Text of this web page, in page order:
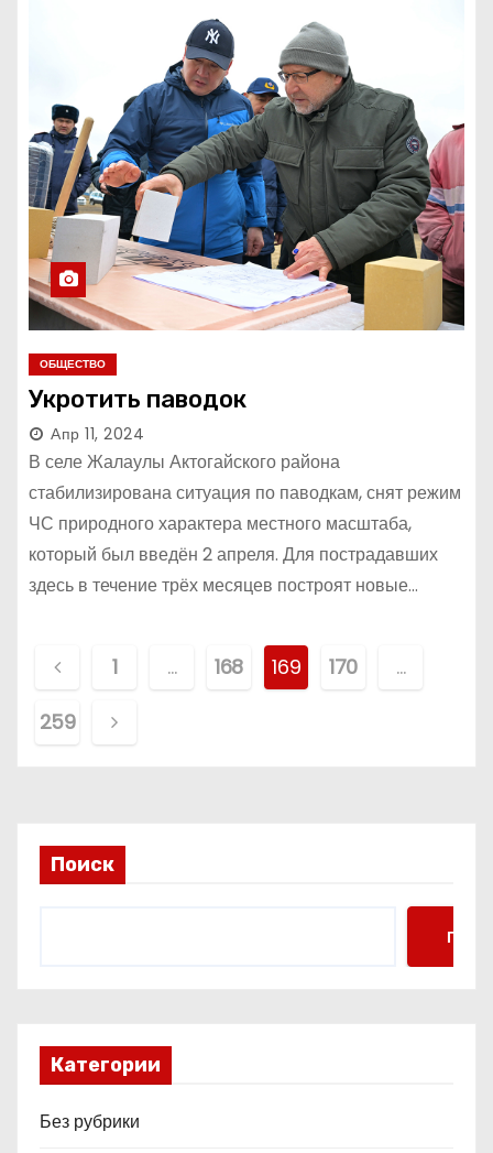
ОБЩЕСТВО
Укротить паводок
Апр 11, 2024
В селе Жалаулы Актогайского района
стабилизирована ситуация по паводкам, снят режим
ЧС природного характера местного масштаба,
который был введён 2 апреля. Для пострадавших
здесь в течение трёх месяцев построят новые…
а
г
н
а
я
з
а
1 … 168 169 170
…
259
Поиск
Поиск
Категории
Без рубрики